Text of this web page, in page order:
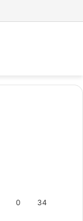
...
0 34